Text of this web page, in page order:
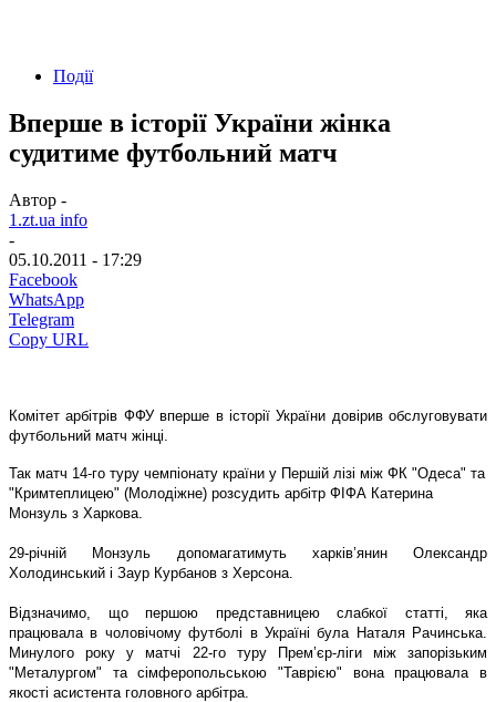
Події
Вперше в історії України жінка
судитиме футбольний матч
Автор -
1.zt.ua info
-
05.10.2011 - 17:29
Facebook
WhatsApp
Telegram
Copy URL
Комітет арбітрів ФФУ вперше в історії України довірив обслуговувати
футбольний матч жінці.
Так матч 14-го туру чемпіонату країни у Першій лізі між ФК "Одеса" та
"Кримтеплицею" (Молодіжне) розсудить арбітр ФІФА Катерина
Монзуль з Харкова.
29-річній Монзуль допомагатимуть харків’янин Олександр
Холодинський і Заур Курбанов з Херсона.
Відзначимо, що першою представницею слабкої статті, яка
працювала в чоловічому футболі в Україні була Наталя Рачинська.
Минулого року у матчі 22-го туру Прем’єр-ліги між запорізьким
"Металургом" та сімферопольською "Таврією" вона працювала в
якості асистента головного арбітра.